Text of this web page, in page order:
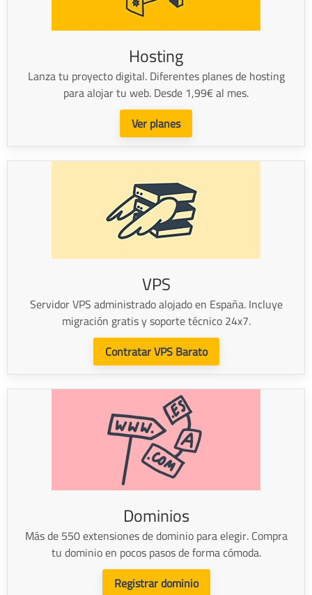
Hosting
Lanza tu proyecto digital. Diferentes planes de hosting
para alojar tu web. Desde 1,99€ al mes.
Ver planes
VPS
Servidor VPS administrado alojado en España. Incluye
migración gratis y soporte técnico 24x7.
Contratar VPS Barato
Dominios
Más de 550 extensiones de dominio para elegir. Compra
tu dominio en pocos pasos de forma cómoda.
Registrar dominio